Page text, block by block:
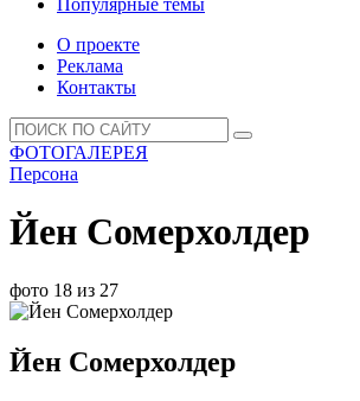
Популярные темы
О проекте
Реклама
Контакты
ФОТОГАЛЕРЕЯ
Персона
Йен Сомерхолдер
фото 18 из 27
Йен Сомерхолдер